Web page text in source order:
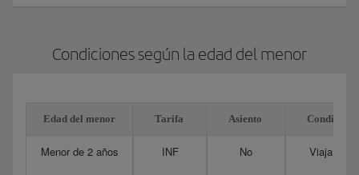
Condiciones según la edad del menor
Edad del menor Tarifa Asiento
Menor de 2 años INF No
Viaja y